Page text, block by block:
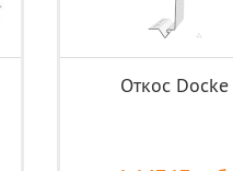
Откос Docke